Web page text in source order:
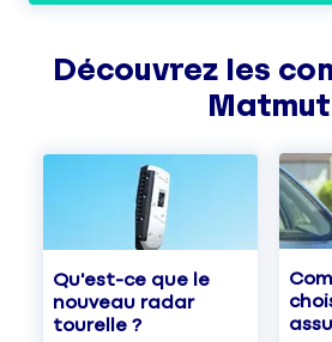
Découvrez les
Matmut
Qu'est-ce que le
nouveau radar
tourelle ?